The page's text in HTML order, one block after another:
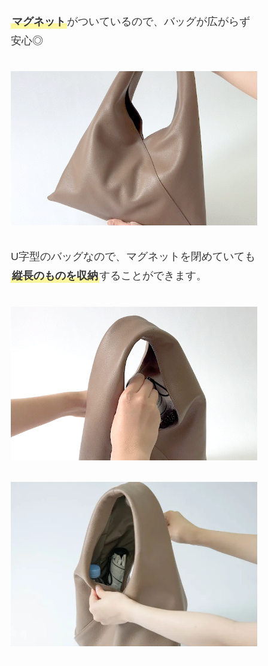
マグネットがついているので、バッグが広がらず
安心◎
U字型のバッグなので、マグネットを閉めていても
縦長のものを収納することができます。